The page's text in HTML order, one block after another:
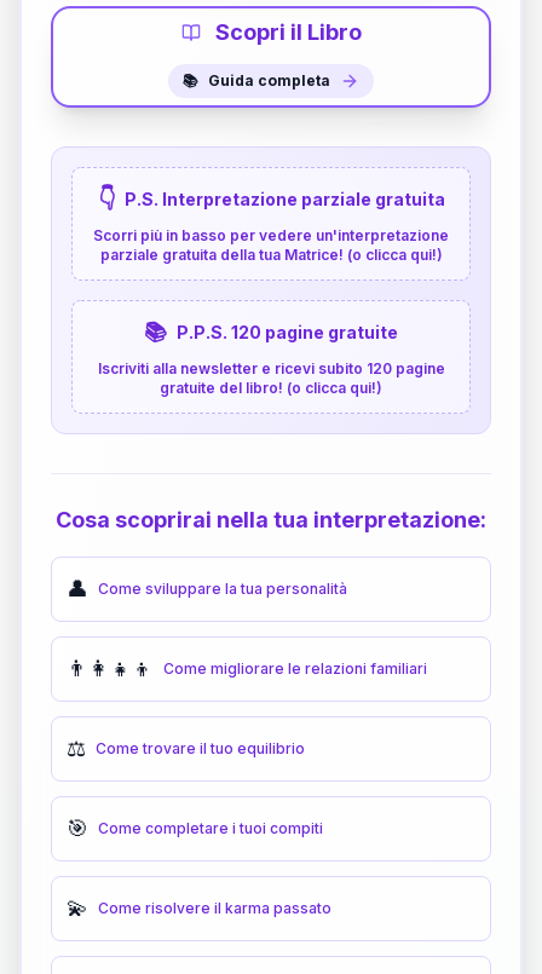
Scopri il Libro
📚 Guida completa
👇 P.S. Interpretazione parziale gratuita
Scorri più in basso per vedere un'interpretazione
parziale gratuita della tua Matrice! (o clicca qui!)
📚 P.P.S. 120 pagine gratuite
Iscriviti alla newsletter e ricevi subito 120 pagine
gratuite del libro! (o clicca qui!)
Cosa scoprirai nella tua interpretazione:
👤 Come sviluppare la tua personalità
👨‍👩‍👧‍👦 Come migliorare le relazioni familiari
⚖️ Come trovare il tuo equilibrio
🎯 Come completare i tuoi compiti
💫 Come risolvere il karma passato